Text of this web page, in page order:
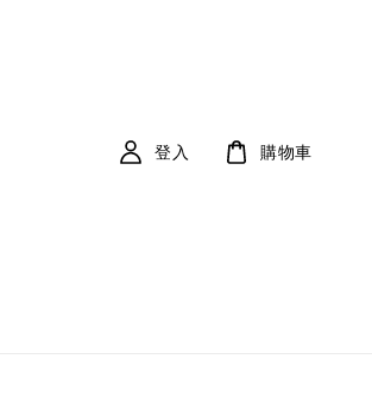
登入 購物車